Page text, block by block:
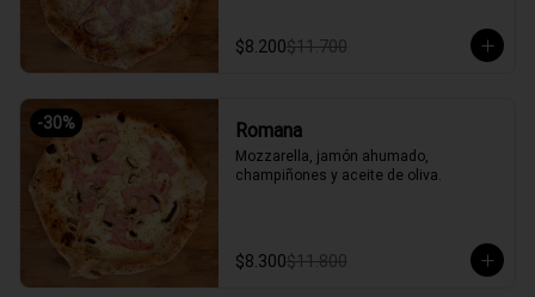
$8.200$11.700
-30% Romana
Mozzarella, jamón ahumado,
champiñones y aceite de oliva.
$8.300$11.800